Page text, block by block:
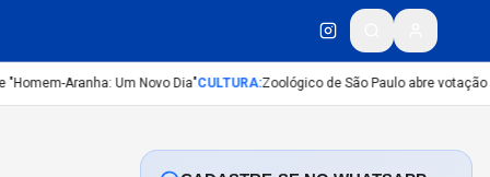
Aranha: Um Novo Dia"CULTURA:Zoológico de São Paulo abre votação